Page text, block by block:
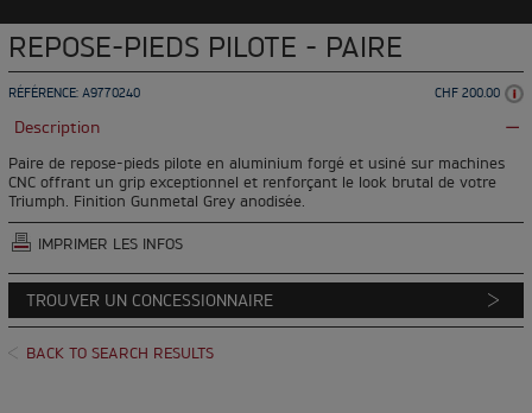
REPOSE-PIEDS PILOTE - PAIRE
RÉFÉRENCE: A9770240 CHF 200.00
Description
Paire de repose-pieds pilote en aluminium forgé et usiné sur machines
CNC offrant un grip exceptionnel et renforçant le look brutal de votre
Triumph. Finition Gunmetal Grey anodisée.
IMPRIMER LES INFOS
TROUVER UN CONCESSIONNAIRE
BACK TO SEARCH RESULTS